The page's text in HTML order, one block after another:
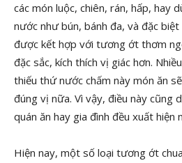
các món luộc, chiên, rán, hấp, hay
nước như bún, bánh đa, và đặc
được kết hợp với tương ớt thơm
đặc sắc, kích thích vị giác hơn.
thiếu thứ nước chấm này món ăn
đúng vị nữa. Vì vậy, điều này cũng
quán ăn hay gia đình đều xuất hiện
Hiện nay, một số loại tương ớt